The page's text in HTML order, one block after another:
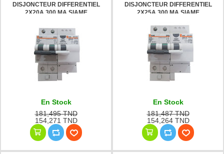
DISJONCTEUR DIFFERENTIEL
2X20A 300 MA SIAME
En Stock
181,495 TND
154,271 TND
DISJONCTEUR DIFFERENTIEL
2X25A 300 MA SIAME
En Stock
181,487 TND
154,264 TND